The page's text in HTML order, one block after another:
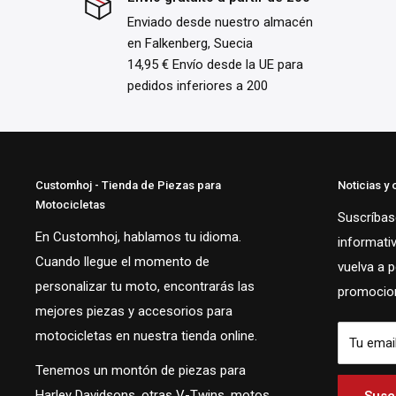
Enviado desde nuestro almacén
en Falkenberg, Suecia
14,95 € Envío desde la UE para
pedidos inferiores a 200
Customhoj - Tienda de Piezas para
Motocicletas
En Customhoj, hablamos tu idioma.
Cuando llegue el momento de
personalizar tu moto, encontrarás las
mejores piezas y accesorios para
motocicletas en nuestra tienda online.
Tenemos un montón de piezas para
Noticias y
vuelva a
Tu email